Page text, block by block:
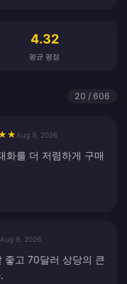
4.32
평균 평점
20 / 606
★ Aug 9, 2026
화를 더 저렴하게 구매
Aug 9, 2026
좋고 70달러 상당의 큰